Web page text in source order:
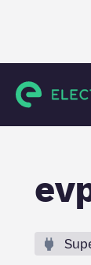
Charging